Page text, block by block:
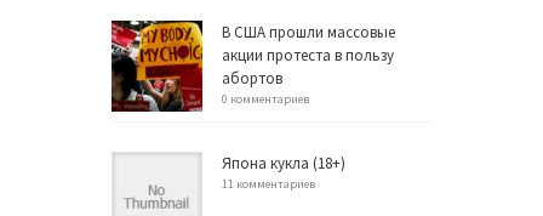
В США прошли массовые
акции протеста в пользу
абортов
0 комментариев
Япона кукла (18+)
11 комментариев